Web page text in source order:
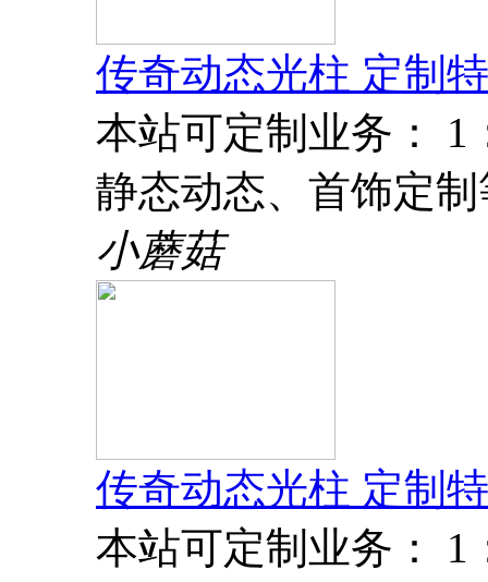
传奇动态光柱 定制
本站可定制业务： 1
静态动态、首饰定
小蘑菇
传奇动态光柱 定制
本站可定制业务： 1